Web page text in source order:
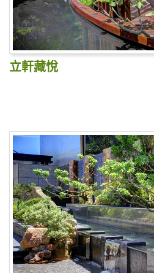
立軒藏悅